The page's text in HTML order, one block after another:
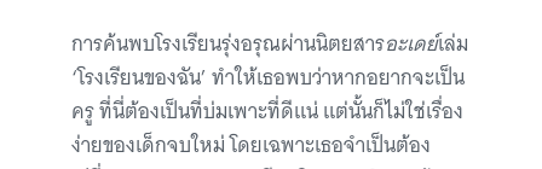
การค้นพบโรงเรียนรุ่งอรุณผ่านนิตยสารอะเดย์เล่ม
‘โรงเรียนของฉัน’ ทำให้เธอพบว่าหากอยากจะเป็น
ครู ที่นี่ต้องเป็นที่บ่มเพาะที่ดีแน่ แต่นั้นก็ไม่ใช่เรื่อง
ง่ายของเด็กจบใหม่ โดยเฉพาะเธอจำเป็นต้อง